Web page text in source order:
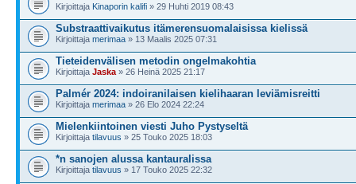
Kirjoittaja Kinaporin kalifi » 29 Huhti 2019 08:43
Substraattivaikutus itämerensuomalaisissa kielissä
Kirjoittaja merimaa » 13 Maalis 2025 07:31
Tieteidenvälisen metodin ongelmakohtia
Kirjoittaja Jaska » 26 Heinä 2025 21:17
Palmér 2024: indoiranilaisen kielihaaran leviämisreitti
Kirjoittaja merimaa » 26 Elo 2024 22:24
Mielenkiintoinen viesti Juho Pystyseltä
Kirjoittaja tilavuus » 25 Touko 2025 18:03
*n sanojen alussa kantauralissa
Kirjoittaja tilavuus » 17 Touko 2025 22:32